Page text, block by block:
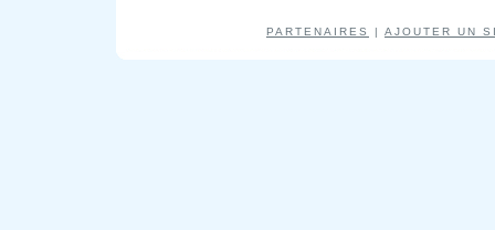
PARTENAIRES | AJOUTER UN